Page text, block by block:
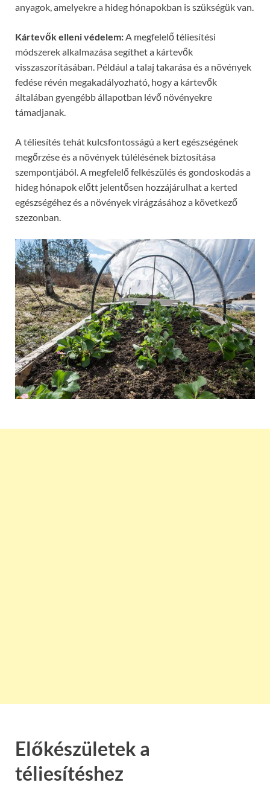
anyagok, amelyekre a hideg hónapokban is szükségük van.
Kártevők elleni védelem: A megfelelő téliesítési
módszerek alkalmazása segíthet a kártevők
visszaszorításában. Például a talaj takarása és a növények
fedése révén megakadályozható, hogy a kártevők
általában gyengébb állapotban lévő növényekre
támadjanak.
A téliesítés tehát kulcsfontosságú a kert egészségének
megőrzése és a növények túlélésének biztosítása
szempontjából. A megfelelő felkészülés és gondoskodás a
hideg hónapok előtt jelentősen hozzájárulhat a kerted
egészségéhez és a növények virágzásához a következő
szezonban.
Előkészületek a
téliesítéshez